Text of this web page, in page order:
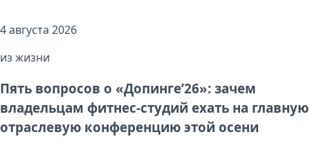
4 августа 2026
из жизни
Пять вопросов о «Допинге’26»: зачем
владельцам фитнес-студий ехать на главную
отраслевую конференцию этой осени